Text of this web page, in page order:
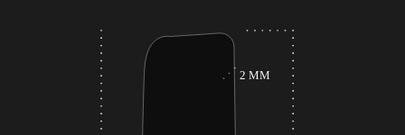
L’impugnatura in pregiato legno di rosa non solo
aggiunge un tocco di eleganza al coltello ma
assicura anche comfort e controllo durante l’uso,